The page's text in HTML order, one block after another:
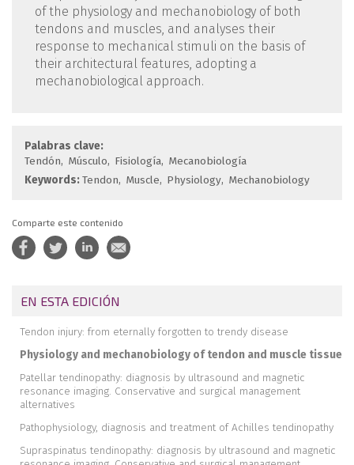
of the physiology and mechanobiology of both
tendons and muscles, and analyses their
response to mechanical stimuli on the basis of
their architectural features, adopting a
mechanobiological approach.
Palabras clave:
Tendón
Músculo Fisiología Mecanobiología
Keywords:Tendon Muscle Physiology Mechanobiology
Comparte este contenido
EN ESTA EDICIÓN
Tendon injury: from eternally forgotten to trendy disease
Physiology and mechanobiology of tendon and muscle tissue
Patellar tendinopathy: diagnosis by ultrasound and magnetic
resonance imaging. Conservative and surgical management
alternatives
Pathophysiology, diagnosis and treatment of Achilles tendinopathy
Supraspinatus tendinopathy: diagnosis by ultrasound and magnetic